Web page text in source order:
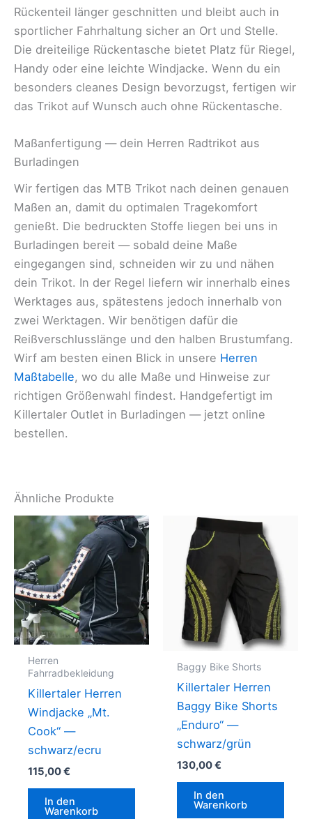
Rückenteil länger geschnitten und bleibt auch in
sportlicher Fahrhaltung sicher an Ort und Stelle.
Die dreiteilige Rückentasche bietet Platz für Riegel,
Handy oder eine leichte Windjacke. Wenn du ein
besonders cleanes Design bevorzugst, fertigen wir
das Trikot auf Wunsch auch ohne Rückentasche.
Maßanfertigung — dein Herren Radtrikot aus
Burladingen
Wir fertigen das MTB Trikot nach deinen genauen
Maßen an, damit du optimalen Tragekomfort
genießt. Die bedruckten Stoffe liegen bei uns in
Burladingen bereit — sobald deine Maße
eingegangen sind, schneiden wir zu und nähen
dein Trikot. In der Regel liefern wir innerhalb eines
Werktages aus, spätestens jedoch innerhalb von
zwei Werktagen. Wir benötigen dafür die
Reißverschlusslänge und den halben Brustumfang.
Wirf am besten einen Blick in unsere Herren
Maßtabelle, wo du alle Maße und Hinweise zur
richtigen Größenwahl findest. Handgefertigt im
Killertaler Outlet in Burladingen — jetzt online
bestellen.
Ähnliche Produkte
Herren
Fahrradbekleidung
Killertaler Herren
Windjacke „Mt.
Cook“ —
schwarz/ecru
115,00€
In den
Warenkorb
Baggy Bike Shorts
Killertaler Herren
Baggy Bike Shorts
„Enduro“ —
schwarz/grün
130,00€
In den
Warenkorb